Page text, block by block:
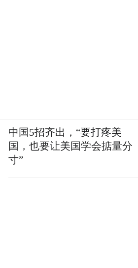
中国5招齐出，“要打疼美
国，也要让美国学会掂量分
寸”